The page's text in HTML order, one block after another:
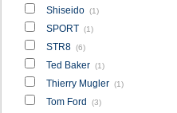
Shiseido (1)
SPORT (1)
STR8 (6)
Ted Baker (1)
Thierry Mugler (1)
Tom Ford (3)